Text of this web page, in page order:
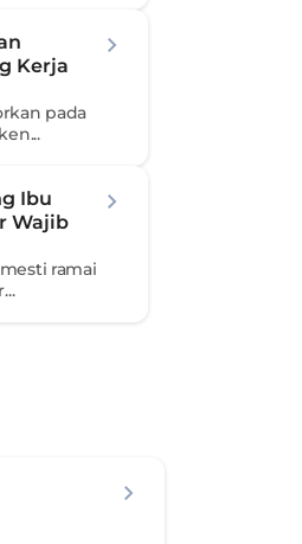
Kerja
pada
Ibu
Wajib
ramai